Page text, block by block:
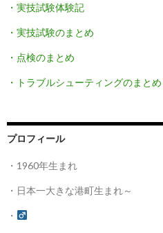
・実技試験体験記
・実技試験のまとめ
・点検のまとめ
・トラブルシューティングのまとめ
プロフィール
・1960年生まれ
・日本一大きな港町生まれ～
・